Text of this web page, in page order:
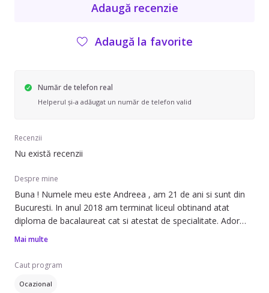
Adaugă recenzie
Adaugă la favorite
Număr de telefon real
Helperul și-a adăugat un număr de telefon valid
Recenzii
Nu există recenzii
Despre mine
Buna ! Numele meu este Andreea , am 21 de ani si sunt din
Bucuresti. In anul 2018 am terminat liceul obtinand atat
diploma de bacalaureat cat si atestat de specialitate. Ador
copii , imi place sa ma joc cu ei , sa ii ajut la teme si sa ne
Mai multe
Caut program
Ocazional